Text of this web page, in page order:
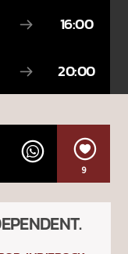
16:00
20:00
9